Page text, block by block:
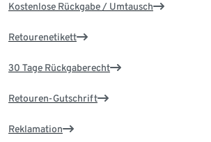
Kostenlose Rückgabe / Umtausch
Retourenetikett
30 Tage Rückgaberecht
Retouren-Gutschrift
Reklamation